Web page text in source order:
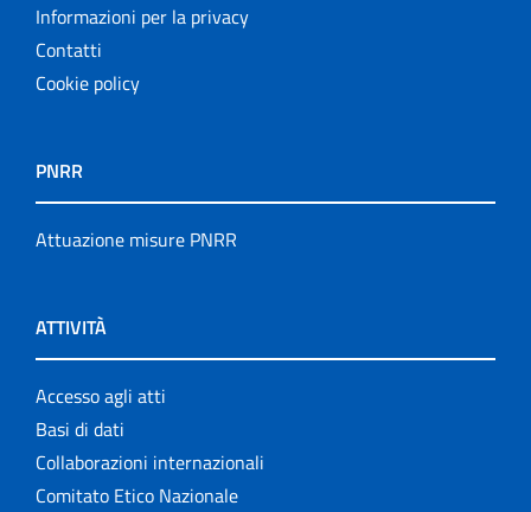
Informazioni per la privacy
Contatti
Cookie policy
PNRR
Attuazione misure PNRR
ATTIVITÀ
Accesso agli atti
Basi di dati
Collaborazioni internazionali
Comitato Etico Nazionale